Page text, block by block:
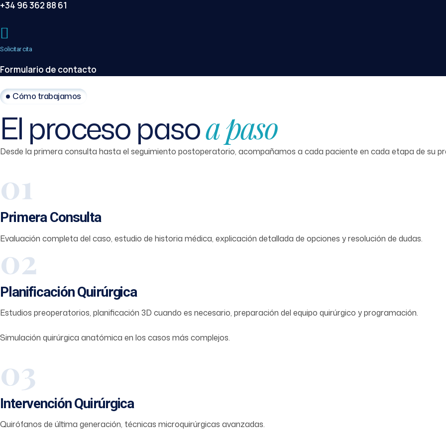
+34 96 362 88 61
Solicitar cita
Formulario de contacto
Cómo trabajamos
El proceso pasoa paso
Desde la primera consulta hasta el seguimiento postoperatorio, acompañamos a cada paciente en cada etapa de su
01
Primera Consulta
Evaluación completa del caso, estudio de historia médica, explicación detallada de opciones y resolución de dudas.
02
Planificación Quirúrgica
Estudios preoperatorios, planificación 3D cuando es necesario, preparación del equipo quirúrgico y programación.
Simulación quirúrgica anatómica en los casos más complejos.
03
Intervención Quirúrgica
Quirófanos de última generación, técnicas microquirúrgicas avanzadas.